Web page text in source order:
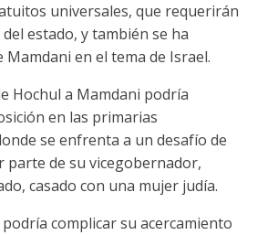
universales, que requerirán
estado, y también se ha
Mamdani en el tema de Israel.
Hochul a Mamdani podría
en las primarias
se enfrenta a un desafío de
parte de su vicegobernador,
casado con una mujer judía.
complicar su acercamiento